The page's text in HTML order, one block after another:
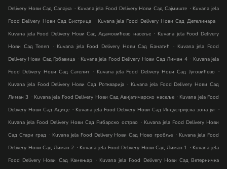
Delivery Нови Сад Салајка . Kuvana jela Food Delivery Нови Сад Сајмиште . Kuvana jela
Food Delivery Нови Сад Бистрица . Kuvana jela Food Delivery Нови Сад Детелинара .
Kuvana jela Food Delivery Нови Сад Адамовићево насеље . Kuvana jela Food Delivery
Нови Сад Телеп
. Kuvana jela Food Delivery Нови Сад Банатић . Kuvana jela Food
Delivery Нови Сад Грбавица . Kuvana jela Food Delivery Нови Сад Лиман 4 . Kuvana jela
Food Delivery Нови Сад Сателит . Kuvana jela Food Delivery Нови Сад Југовићево .
Kuvana jela Food Delivery Нови Сад Роткварија . Kuvana jela Food Delivery Нови Сад
Лиман 3 . Kuvana jela Food Delivery Нови Сад Авијатичарско насеље . Kuvana jela Food
Delivery Нови Сад Адице . Kuvana jela Food Delivery Нови Сад Индустријска зона југ .
Kuvana jela Food Delivery Нови Сад Рибарско острво . Kuvana jela Food Delivery Нови
Сад Стари град . Kuvana jela Food Delivery Нови Сад Ново гробље . Kuvana jela Food
Delivery Нови Сад Лиман 2 . Kuvana jela Food Delivery Нови Сад Лиман 1 . Kuvana jela
Food Delivery Нови Сад Камењар . Kuvana jela Food Delivery Нови Сад Ветерничка